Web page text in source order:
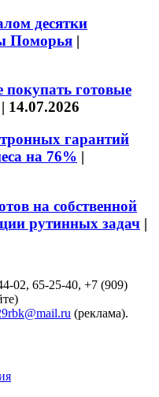
десятки
Поморья |
готовые
| 14.07.2026
гарантий
на 76% |
на собственной
рутинных задач |
02, 65-25-40, +7 (909)
(реклама).